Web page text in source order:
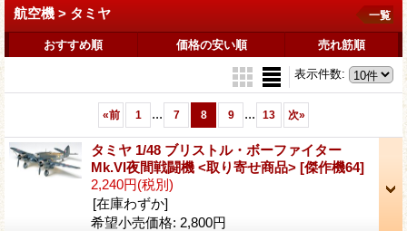
航空機 > タミヤ 一覧
おすすめ順 価格の安い順 売れ筋順
表示件数:
«前 1 ... 7 8 9 ... 13 次»
タミヤ 1/48 ブリストル・ボーファイター
Mk.VI夜間戦闘機 <取り寄せ商品> [傑作機64]
2,240円(税別)
[在庫わずか]
希望小売価格: 2,800円